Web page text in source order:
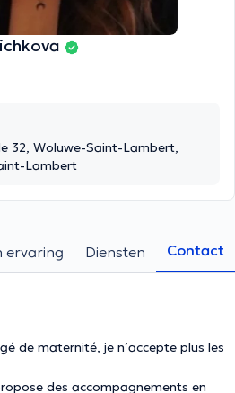
32, Woluwe-Saint-Lambert,
Lambert
ervaring Diensten Contact
de maternité, je n’accepte plus les
des accompagnements en